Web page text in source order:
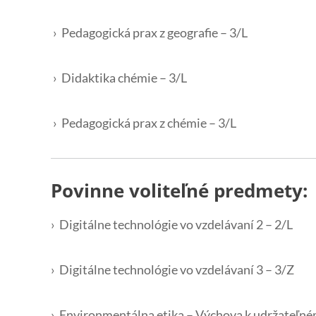
› Pedagogická prax z geografie – 3/L
› Didaktika chémie – 3/L
› Pedagogická prax z chémie – 3/L
Povinne voliteľné predmety:
› Digitálne technológie vo vzdelávaní 2 – 2/L
› Digitálne technológie vo vzdelávaní 3 – 3/Z